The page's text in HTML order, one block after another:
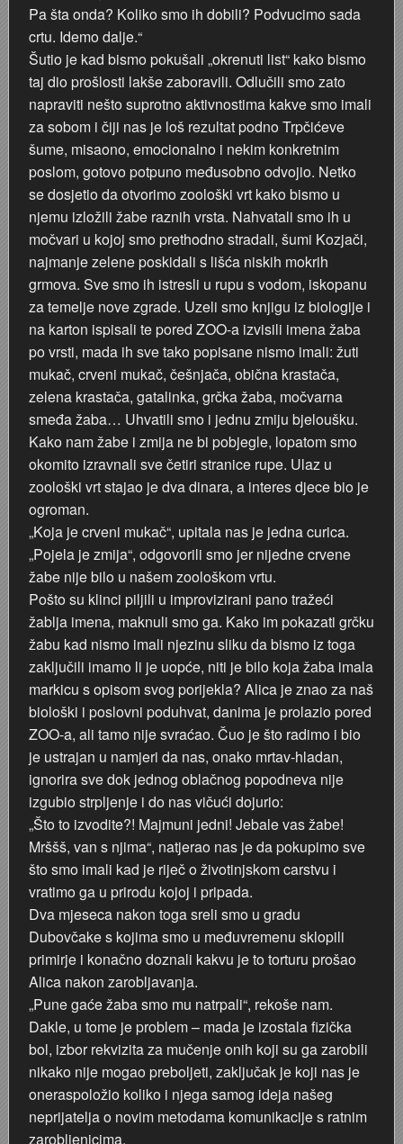
Pa šta onda? Koliko smo ih dobili? Podvucimo sada
crtu. Idemo dalje.“
Šutio je kad bismo pokušali „okrenuti list“ kako bismo
taj dio prošlosti lakše zaboravili. Odlučili smo zato
napraviti nešto suprotno aktivnostima kakve smo imali
za sobom i čiji nas je loš rezultat podno Trpčićeve
šume, misaono, emocionalno i nekim konkretnim
poslom, gotovo potpuno međusobno odvojio. Netko
se dosjetio da otvorimo zoološki vrt kako bismo u
njemu izložili žabe raznih vrsta. Nahvatali smo ih u
močvari u kojoj smo prethodno stradali, šumi Kozjači,
najmanje zelene poskidali s lišća niskih mokrih
grmova. Sve smo ih istresli u rupu s vodom, iskopanu
za temelje nove zgrade. Uzeli smo knjigu iz biologije i
na karton ispisali te pored ZOO-a izvisili imena žaba
po vrsti, mada ih sve tako popisane nismo imali: žuti
mukač, crveni mukač, češnjača, obična krastača,
zelena krastača, gatalinka, grčka žaba, močvarna
smeđa žaba… Uhvatili smo i jednu zmiju bjeloušku.
Kako nam žabe i zmija ne bi pobjegle, lopatom smo
okomito izravnali sve četiri stranice rupe. Ulaz u
zoološki vrt stajao je dva dinara, a interes djece bio je
ogroman.
„Koja je crveni mukač“, upitala nas je jedna curica.
„Pojela je zmija“, odgovorili smo jer nijedne crvene
žabe nije bilo u našem zoološkom vrtu.
Pošto su klinci piljili u improvizirani pano tražeći
žablja imena, maknuli smo ga. Kako im pokazati grčku
žabu kad nismo imali njezinu sliku da bismo iz toga
zaključili imamo li je uopće, niti je bilo koja žaba imala
markicu s opisom svog porijekla? Alica je znao za naš
biološki i poslovni poduhvat, danima je prolazio pored
ZOO-a, ali tamo nije svraćao. Čuo je što radimo i bio
je ustrajan u namjeri da nas, onako mrtav-hladan,
ignorira sve dok jednog oblačnog popodneva nije
izgubio strpljenje i do nas vičući dojurio:
„Što to izvodite?! Majmuni jedni! Jebale vas žabe!
Mrššš, van s njima“, natjerao nas je da pokupimo sve
što smo imali kad je riječ o životinjskom carstvu i
vratimo ga u prirodu kojoj i pripada.
Dva mjeseca nakon toga sreli smo u gradu
Dubovčake s kojima smo u međuvremenu sklopili
primirje i konačno doznali kakvu je to torturu prošao
Alica nakon zarobljavanja.
„Pune gaće žaba smo mu natrpali“, rekoše nam.
Dakle, u tome je problem – mada je izostala fizička
bol, izbor rekvizita za mučenje onih koji su ga zarobili
nikako nije mogao preboljeti, zaključak je koji nas je
oneraspoložio koliko i njega samog ideja našeg
neprijatelja o novim metodama komunikacije s ratnim
zarobljenicima.